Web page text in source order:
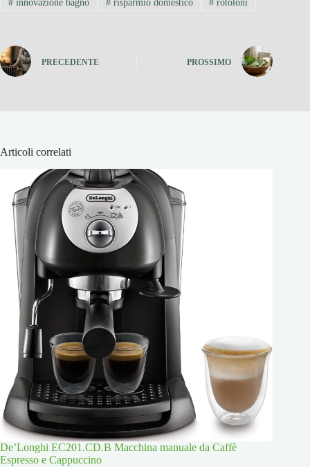
#innovazione bagno #risparmio domestico # rotoloni
PRECEDENTE PROSSIMO
Articoli correlati
De’Longhi EC201.CD.B Macchina manuale da Caffè
Espresso e Cappuccino